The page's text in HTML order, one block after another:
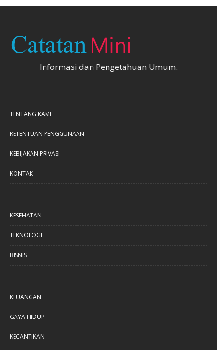
Informasi dan Pengetahuan Umum.
TENTANG KAMI
KETENTUAN PENGGUNAAN
KEBIJAKAN PRIVASI
KONTAK
KESEHATAN
TEKNOLOGI
BISNIS
KEUANGAN
GAYA HIDUP
KECANTIKAN